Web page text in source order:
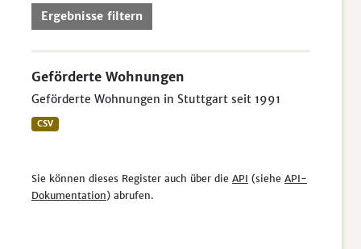
Ergebnisse filtern
Geförderte Wohnungen
Geförderte Wohnungen in Stuttgart seit 1991
CSV
Sie können dieses Register auch über die API (siehe API-
Dokumentation) abrufen.